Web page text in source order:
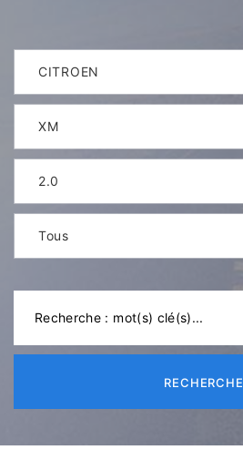
CITROEN
XM
2.0
Tous
RECHERCHE